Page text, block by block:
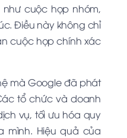
cuộc họp nhóm,
Điều này không chỉ
cuộc họp chính xác
mà Google đã phát
tổ chức và doanh
vụ, tối ưu hóa quy
mình. Hiệu quả của